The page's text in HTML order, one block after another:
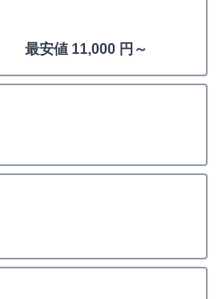
最安値 11,000 円～